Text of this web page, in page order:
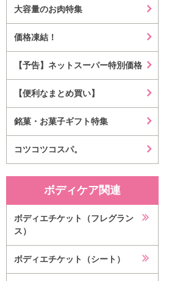
大容量のお肉特集
価格凍結！
【予告】ネットスーパー特別価格
【便利なまとめ買い】
銘菓・お菓子ギフト特集
コツコツコスパ。
ボディケア関連
ボディエチケット（フレグラン
ス）
ボディエチケット（シート）